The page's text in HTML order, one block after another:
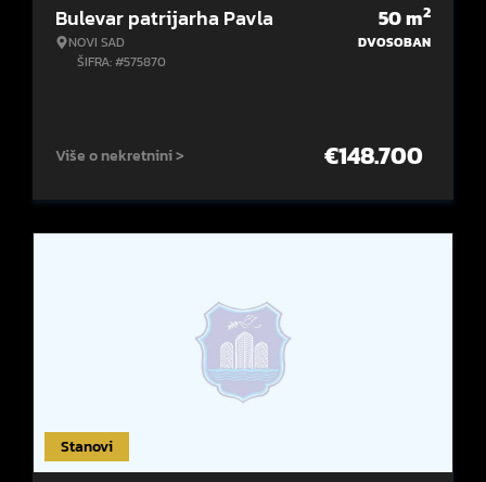
Bulevar patrijarha Pavla
NOVI SAD
ŠIFRA: #575870
50m2
DVOSOBAN
Više o nekretnini > €148.700
Stanovi